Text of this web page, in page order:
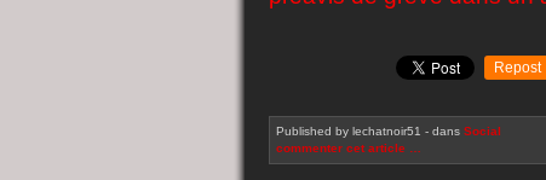
Repost
Published by lechatnoir51 - dans Social
commenter cet article